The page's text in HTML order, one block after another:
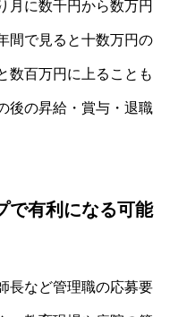
月に数千円から数万円
間で見ると十数万円の
数百万円に上ることも
後の昇給・賞与・退職
で有利になる可能
長など管理職の応募要